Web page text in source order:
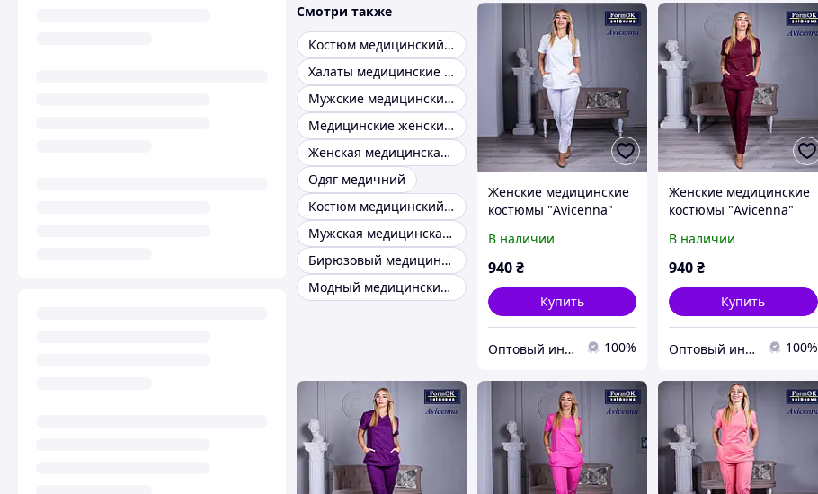
Смотри также
Костюм медицинский женский
Халаты медицинские мужские
Мужские медицинские костюмы
Медицинские женские брюки
Женская медицинская одежда
Одяг медичний
Костюм медицинский синий
Мужская медицинская одежда
Бирюзовый медицинский костюм
Модный медицинский костюм
Женские медицинские
костюмы "Avicenna"
В наличии
940₴
Купить
Оптовый интернет-магазин производителей одежды "Butikok" 100%
Женские медицинские
костюмы "Avicenna"
В наличии
940₴
Купить
Оптовый интернет-магазин производителей одежды "Butikok" 100%